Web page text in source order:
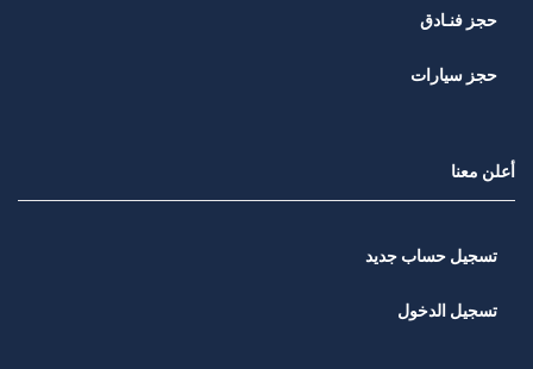
حجز فنـادق
حجز سيارات
أعلن معنا
تسجيل حساب جديد
تسجيل الدخول